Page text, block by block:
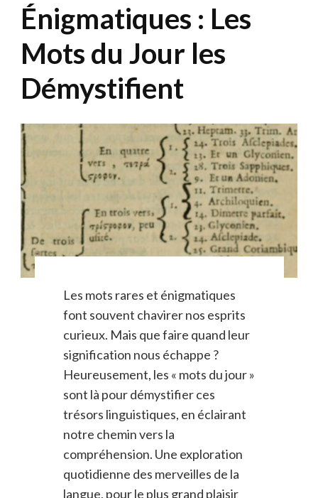
Énigmatiques : Les
Mots du Jour les
Démystifient
Les mots rares et énigmatiques
font souvent chavirer nos esprits
curieux. Mais que faire quand leur
signification nous échappe ?
Heureusement, les « mots du jour »
sont là pour démystifier ces
trésors linguistiques, en éclairant
notre chemin vers la
compréhension. Une exploration
quotidienne des merveilles de la
langue, pour le plus grand plaisir